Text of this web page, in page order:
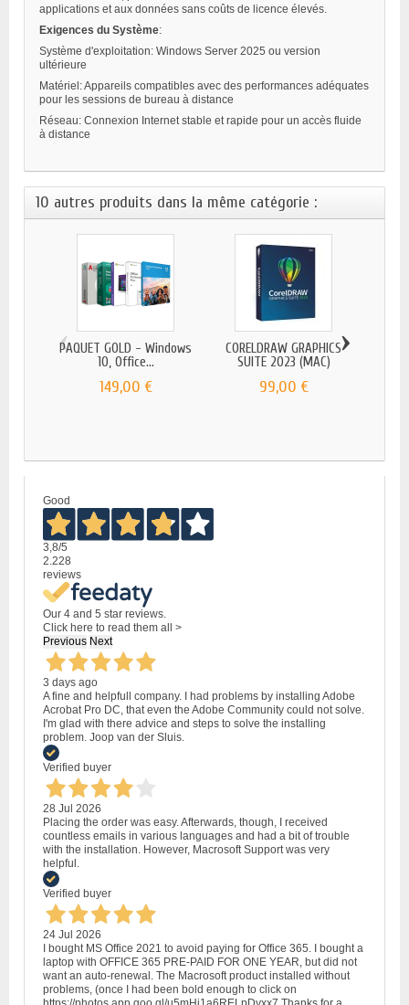
applications et aux données sans coûts de licence élevés.
Exigences du Système:
Système d'exploitation: Windows Server 2025 ou version
ultérieure
Matériel: Appareils compatibles avec des performances adéquates
pour les sessions de bureau à distance
Réseau: Connexion Internet stable et rapide pour un accès fluide
à distance
10 autres produits dans la même catégorie :
PAQUET GOLD - Windows
10, Office...
149,00 €
CORELDRAW GRAPHICS
SUITE 2023 (MAC)
99,00 €
‹ ›
Good
3,8/5
2.228
reviews
Our 4 and 5 star reviews.
Click here to read them all >
Previous Next
3 days ago
A fine and helpfull company. I had problems by installing Adobe
Acrobat Pro DC, that even the Adobe Community could not solve.
I'm glad with there advice and steps to solve the installing
problem. Joop van der Sluis.
Verified buyer
28 Jul 2026
Placing the order was easy. Afterwards, though, I received
countless emails in various languages and had a bit of trouble
with the installation. However, Macrosoft Support was very
helpful.
Verified buyer
24 Jul 2026
I bought MS Office 2021 to avoid paying for Office 365. I bought a
laptop with OFFICE 365 PRE-PAID FOR ONE YEAR, but did not
want an auto-renewal. The Macrosoft product installed without
problems, (once I had been bold enough to click on